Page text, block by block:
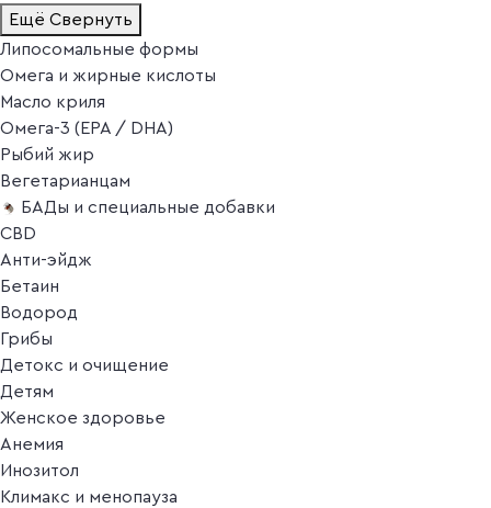
Ещё Свернуть
Липосомальные формы
Омега и жирные кислоты
Масло криля
Омега-3 (EPA / DHA)
Рыбий жир
Вегетарианцам
БАДы и специальные добавки
CBD
Анти-эйдж
Бетаин
Водород
Грибы
Детокс и очищение
Детям
Женское здоровье
Анемия
Инозитол
Климакс и менопауза